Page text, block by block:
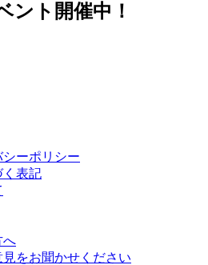
ント開催中！
ーポリシー
く表記
へ
をお聞かせください